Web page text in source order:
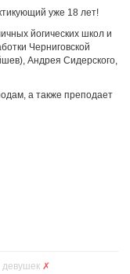
уже 18 лет!
йогических школ и
Черниговской
Андрея Сидерского,
а также преподает
девушек ✗